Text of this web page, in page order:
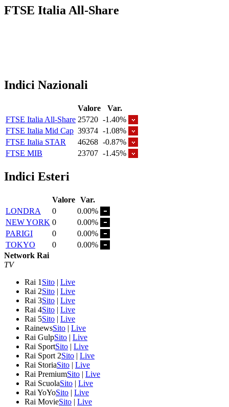
FTSE Italia All-Share
Indici Nazionali
Valore
Var.
FTSE Italia All-Share 25720 -1.40%
FTSE Italia Mid Cap 39374 -1.08%
FTSE Italia STAR
46268 -0.87%
FTSE MIB
23707 -1.45%
Indici Esteri
Valore Var.
LONDRA
0
0.00%
NEW YORK 0
0.00%
PARIGI
0
0.00%
TOKYO
0
0.00%
Network Rai
TV
Rai 1 Sito | Live
Rai 2Sito | Live
Rai 3Sito | Live
Rai 4Sito | Live
Rai 5Sito | Live
RainewsSito | Live
Rai GulpSito | Live
Rai SportSito | Live
Rai Sport 2Sito | Live
Rai StoriaSito | Live
Rai PremiumSito | Live
Rai ScuolaSito | Live
Rai YoYoSito | Live
Rai MovieSito | Live